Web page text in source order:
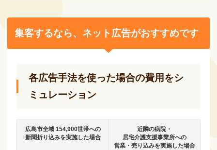
集客するなら、ネット広告がおすすめです
各広告手法を使った場合の費用をシ
ミュレーション
広島市全域 154,900世帯への
新聞折り込みを実施した場合
近隣の病院・
居宅介護支援事業所への
営業・売り込みを実施した場合